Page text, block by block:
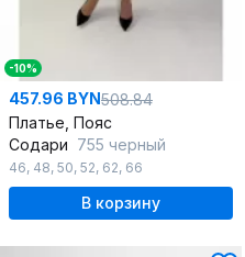
-10%
457.96 BYN508.84
Платье, Пояс
Содари 755 черный
46, 48, 50, 52, 62, 66
В корзину